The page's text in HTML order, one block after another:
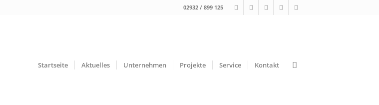
02932 / 899 125
Startseite Aktuelles Unternehmen Projekte Service Kontakt